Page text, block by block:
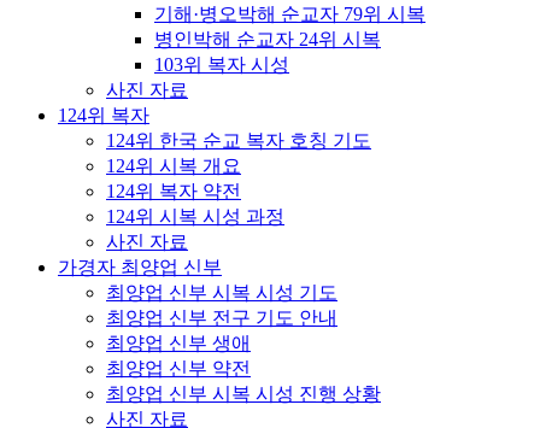
기해·병오박해 순교자 79위 시복
병인박해 순교자 24위 시복
103위 복자 시성
사진 자료
124위 복자
124위 한국 순교 복자 호칭 기도
124위 시복 개요
124위 복자 약전
124위 시복 시성 과정
사진 자료
가경자 최양업 신부
최양업 신부 시복 시성 기도
최양업 신부 전구 기도 안내
최양업 신부 생애
최양업 신부 약전
최양업 신부 시복 시성 진행 상황
사진 자료